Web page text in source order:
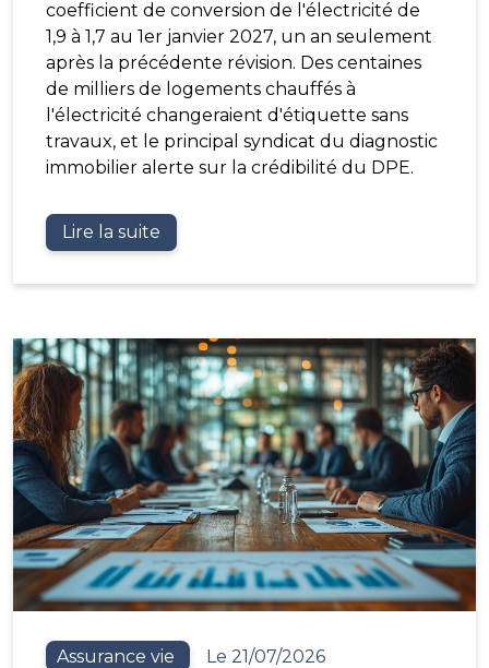
coefficient de conversion de l'électricité de
1,9 à 1,7 au 1er janvier 2027, un an seulement
après la précédente révision. Des centaines
de milliers de logements chauffés à
l'électricité changeraient d'étiquette sans
travaux, et le principal syndicat du diagnostic
immobilier alerte sur la crédibilité du DPE.
Lire la suite
Assurance vie Le 21/07/2026